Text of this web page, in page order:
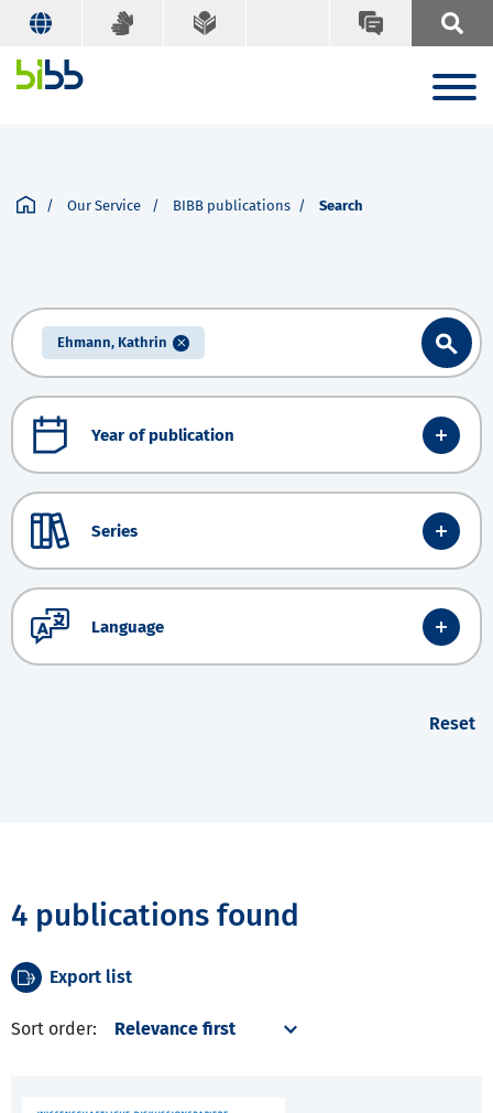
Our Service BIBB publications Search
Ehmann, Kathrin
Year of publication
Series
Language
Reset
4 publications found
Export list
Sort order: